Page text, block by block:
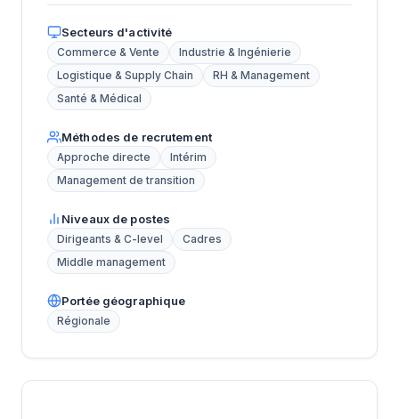
Secteurs d'activité
Commerce & Vente
Industrie & Ingénierie
Logistique & Supply Chain
RH & Management
Santé & Médical
Méthodes de recrutement
Approche directe
Intérim
Management de transition
Niveaux de postes
Dirigeants & C-level
Cadres
Middle management
Portée géographique
Régionale